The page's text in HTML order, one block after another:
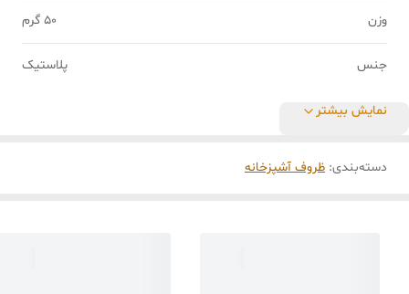
وزن 50 گرم
جنس پلاستیک
نمایش بیشتر
دسته‌بندی: ظروف آشپزخانه